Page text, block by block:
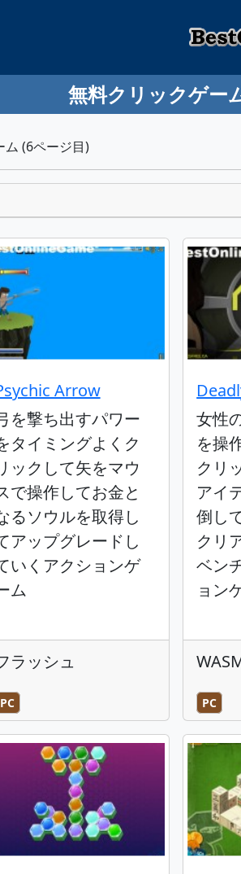
無料クリックゲー
ム (6ページ目)
Arrow
を撃ち出すパワー
タイミングよくク
ックして矢をマウ
で操作してお金と
るソウルを取得し
アップグレードし
いくアクションゲ
ム
ラッシュ
PC
女性
を操
クリ
アイ
倒し
クリ
ベン
ョン
PC